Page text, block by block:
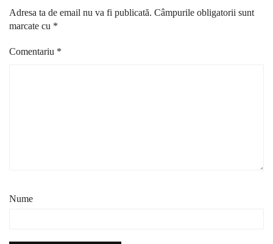
Adresa ta de email nu va fi publicată. Câmpurile obligatorii sunt
marcate cu *
Comentariu *
Nume